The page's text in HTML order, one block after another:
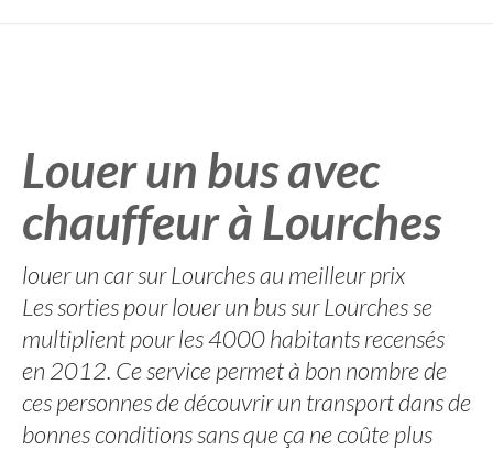
Louer un bus avec
chauffeur à Lourches
louer un car sur Lourches au meilleur prix
Les sorties pour louer un bus sur Lourches se
multiplient pour les 4000 habitants recensés
en 2012. Ce service permet à bon nombre de
ces personnes de découvrir un transport dans de
bonnes conditions sans que ça ne coûte plus